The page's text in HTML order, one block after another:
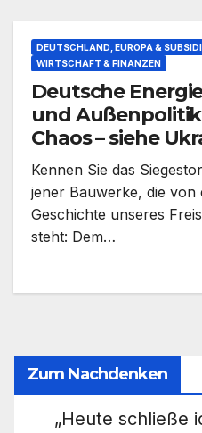
DEUTSCHLAND, EUROPA &
WIRTSCHAFT & FINANZEN
Deutsche
und
Chaos – siehe
Kennen Sie das
jener Bauwerke, die von
Geschichte unseres
steht: Dem…
Zum Nachdenken
„Heute schließe